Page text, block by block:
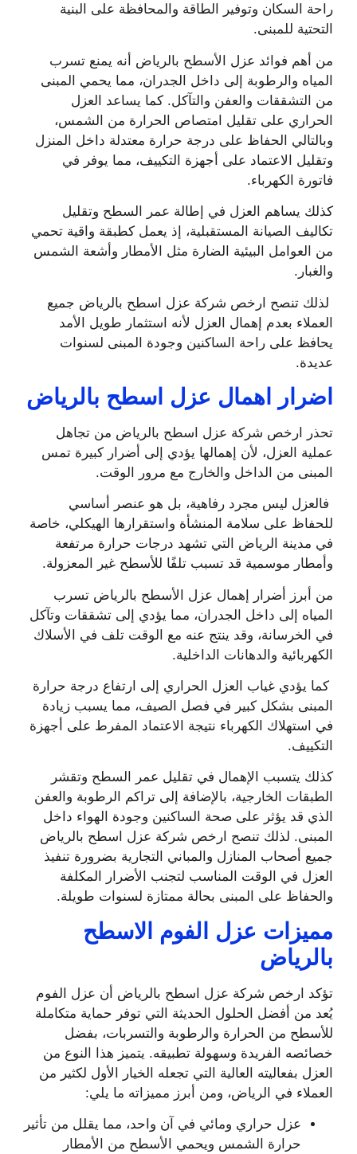
راحة السكان وتوفير الطاقة والمحافظة على البنية
التحتية للمبنى.
من أهم فوائد عزل الأسطح بالرياض أنه يمنع تسرب
المياه والرطوبة إلى داخل الجدران، مما يحمي المبنى
من التشققات والعفن والتآكل. كما يساعد العزل
الحراري على تقليل امتصاص الحرارة من الشمس،
وبالتالي الحفاظ على درجة حرارة معتدلة داخل المنزل
وتقليل الاعتماد على أجهزة التكييف، مما يوفر في
فاتورة الكهرباء.
كذلك يساهم العزل في إطالة عمر السطح وتقليل
تكاليف الصيانة المستقبلية، إذ يعمل كطبقة واقية تحمي
من العوامل البيئية الضارة مثل الأمطار وأشعة الشمس
والغبار.
لذلك تنصح ارخص شركة عزل اسطح بالرياض جميع
العملاء بعدم إهمال العزل لأنه استثمار طويل الأمد
يحافظ على راحة الساكنين وجودة المبنى لسنوات
عديدة.
اضرار اهمال عزل اسطح بالرياض
تحذر ارخص شركة عزل اسطح بالرياض من تجاهل
عملية العزل، لأن إهمالها يؤدي إلى أضرار كبيرة تمس
المبنى من الداخل والخارج مع مرور الوقت.
فالعزل ليس مجرد رفاهية، بل هو عنصر أساسي
للحفاظ على سلامة المنشأة واستقرارها الهيكلي، خاصة
في مدينة الرياض التي تشهد درجات حرارة مرتفعة
وأمطار موسمية قد تسبب تلفًا للأسطح غير المعزولة.
من أبرز أضرار إهمال عزل الأسطح بالرياض تسرب
المياه إلى داخل الجدران، مما يؤدي إلى تشققات وتآكل
في الخرسانة، وقد ينتج عنه مع الوقت تلف في الأسلاك
الكهربائية والدهانات الداخلية.
كما يؤدي غياب العزل الحراري إلى ارتفاع درجة حرارة
المبنى بشكل كبير في فصل الصيف، مما يسبب زيادة
في استهلاك الكهرباء نتيجة الاعتماد المفرط على أجهزة
التكييف.
كذلك يتسبب الإهمال في تقليل عمر السطح وتقشر
الطبقات الخارجية، بالإضافة إلى تراكم الرطوبة والعفن
الذي قد يؤثر على صحة الساكنين وجودة الهواء داخل
المبنى. لذلك تنصح ارخص شركة عزل اسطح بالرياض
جميع أصحاب المنازل والمباني التجارية بضرورة تنفيذ
العزل في الوقت المناسب لتجنب الأضرار المكلفة
والحفاظ على المبنى بحالة ممتازة لسنوات طويلة.
مميزات عزل الفوم الاسطح
بالرياض
تؤكد ارخص شركة عزل اسطح بالرياض أن عزل الفوم
يُعد من أفضل الحلول الحديثة التي توفر حماية متكاملة
للأسطح من الحرارة والرطوبة والتسربات، بفضل
خصائصه الفريدة وسهولة تطبيقه. يتميز هذا النوع من
العزل بفعاليته العالية التي تجعله الخيار الأول لكثير من
العملاء في الرياض، ومن أبرز مميزاته ما يلي:
عزل حراري ومائي في آن واحد، مما يقلل من تأثير
حرارة الشمس ويحمي الأسطح من الأمطار